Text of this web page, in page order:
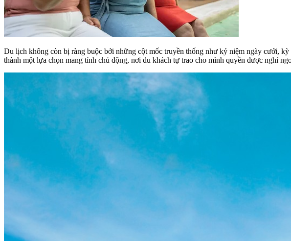
Du lịch không còn bị ràng buộc bởi những cột mốc truyền thống như kỷ niệm ngày cưới,
thành một lựa chọn mang tính chủ động, nơi du khách tự trao cho mình quyền được nghỉ